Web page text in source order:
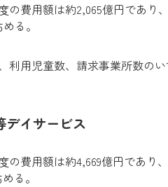
の費用額は約2,065億円であり
る。
利用児童数、請求事業所数のい
デイサービス
の費用額は約4,669億円であり
る。